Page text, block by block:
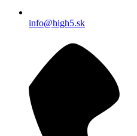
info@high5.sk